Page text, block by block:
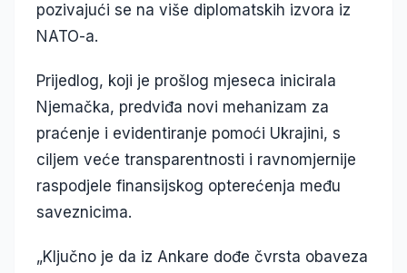
pozivajući se na više diplomatskih izvora iz
NATO-a.
Prijedlog, koji je prošlog mjeseca inicirala
Njemačka, predviđa novi mehanizam za
praćenje i evidentiranje pomoći Ukrajini, s
ciljem veće transparentnosti i ravnomjernije
raspodjele finansijskog opterećenja među
saveznicima.
„Ključno je da iz Ankare dođe čvrsta obaveza